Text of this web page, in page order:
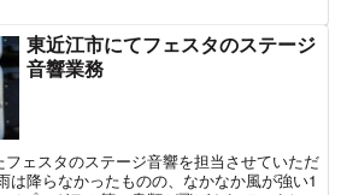
東近江市にてフェスタのステージ
音響業務
ェスタのステージ音響を担当させていただ
は降らなかったものの、なかなか風が強い1